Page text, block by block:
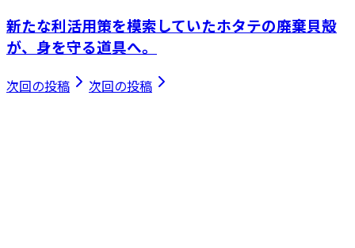
新たな利活用策を模索していたホタテの廃棄貝殻
が、身を守る道具へ。
次回の投稿 次回の投稿